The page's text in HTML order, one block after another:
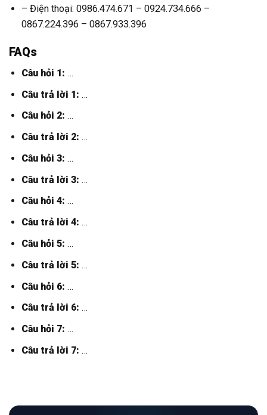
– Điện thoại: 0986.474.671 – 0924.734.666 –
0867.224.396 – 0867.933.396
FAQs
Câu hỏi 1: …
Câu trả lời 1: …
Câu hỏi 2: …
Câu trả lời 2: …
Câu hỏi 3: …
Câu trả lời 3: …
Câu hỏi 4: …
Câu trả lời 4: …
Câu hỏi 5: …
Câu trả lời 5: …
Câu hỏi 6: …
Câu trả lời 6: …
Câu hỏi 7: …
Câu trả lời 7: …